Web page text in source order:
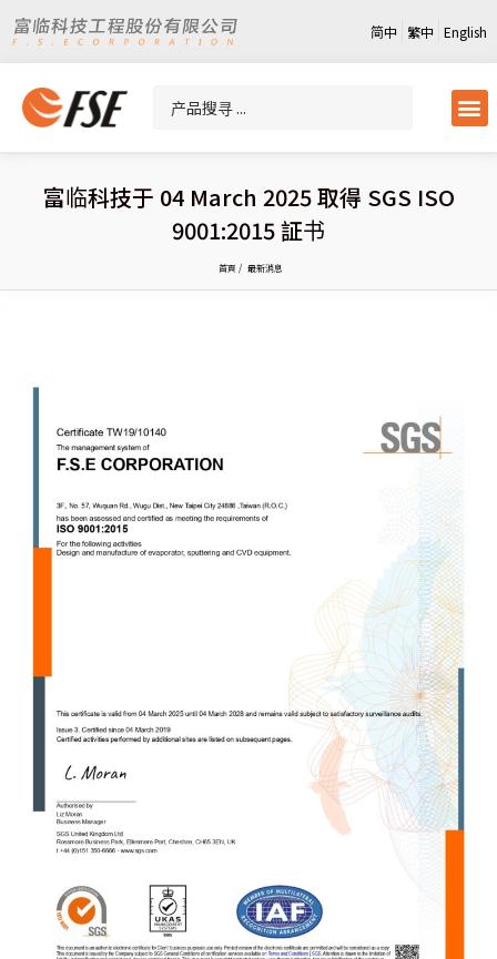
简中 繁中 English
富临科技于 04 March 2025 取得 SGS ISO
9001:2015 証书
首頁 / 最新消息